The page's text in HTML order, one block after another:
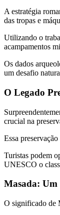
A estratégia
das tropas e
Utilizando o
acampamentos
Os dados
um desafio
O Legado
crucial na
Essa
Turistas podem
UNESCO o
Masada: Um
O significado de